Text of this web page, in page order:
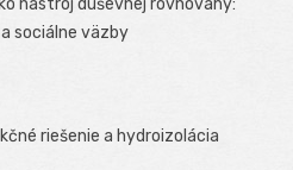
nástroj duševnej rovnováhy:
sociálne väzby
riešenie a hydroizolácia